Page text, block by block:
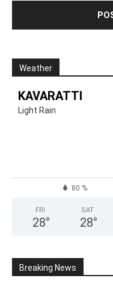
Weather
KAVARATTI
Light Rain
80 %
FRI
28°
SAT
28°
Breaking News